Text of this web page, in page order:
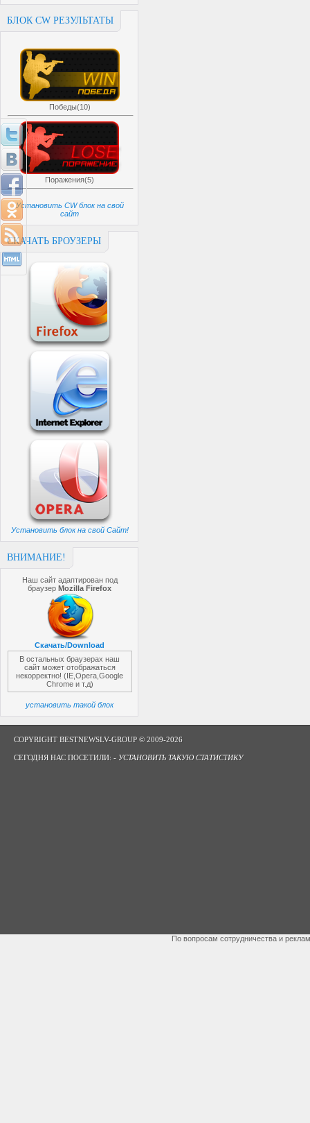
БЛОК CW РЕЗУЛЬТАТЫ
Победы(10)
Поражения(5)
Установить CW блок на свой
сайт
СКАЧАТЬ БРОУЗЕРЫ
Установить блок на свой Сайт!
ВНИМАНИЕ!
Наш сайт адаптирован под
браузерMozilla Firefox
Скачать/Download
В остальных браузерах наш
сайт может отображаться
некорректно! (IE,Opera,Google
Chrome и т.д)
установить такой блок
COPYRIGHT BESTNEWSLV-GROUP © 2009-2026
СЕГОДНЯ НАС ПОСЕТИЛИ: - УСТАНОВИТЬ ТАКУЮ СТАТИСТИКУ
По вопросам сотрудничества и